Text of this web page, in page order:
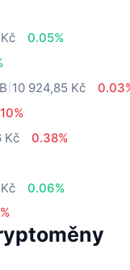
0.05%
10 924,85 Kč
Kč
0.38%
0.06%